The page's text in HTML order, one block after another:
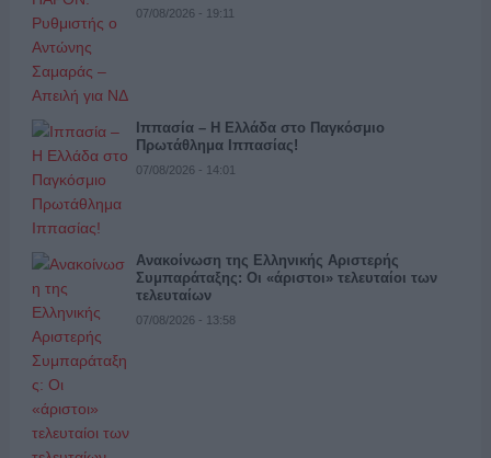
07/08/2026 - 19:11
Ιππασία – Η Ελλάδα στο Παγκόσμιο
Πρωτάθλημα Ιππασίας!
07/08/2026 - 14:01
Ανακοίνωση της Ελληνικής Αριστερής
Συμπαράταξης: Οι «άριστοι» τελευταίοι των
τελευταίων
07/08/2026 - 13:58